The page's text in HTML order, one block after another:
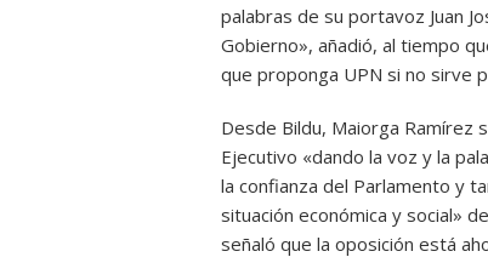
palabras de su portavoz Juan
Gobierno», añadió, al tiempo
que proponga UPN si no sirve
Desde Bildu, Maiorga Ramírez
Ejecutivo «dando la voz y la
la confianza del Parlamento y
situación económica y social»
señaló que la oposición está